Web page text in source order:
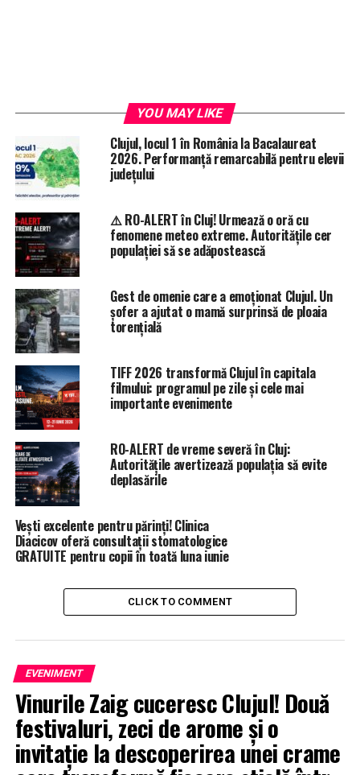
YOU MAY LIKE
Clujul, locul 1 în România la Bacalaureat
2026. Performanță remarcabilă pentru elevii
județului
⚠️ RO-ALERT în Cluj! Urmează o oră cu
fenomene meteo extreme. Autoritățile cer
populației să se adăpostească
Gest de omenie care a emoționat Clujul. Un
șofer a ajutat o mamă surprinsă de ploaia
torențială
TIFF 2026 transformă Clujul în capitala
filmului: programul pe zile și cele mai
importante evenimente
RO-ALERT de vreme severă în Cluj:
Autoritățile avertizează populația să evite
deplasările
Vești excelente pentru părinți! Clinica
Diacicov oferă consultații stomatologice
GRATUITE pentru copii în toată luna iunie
CLICK TO COMMENT
EVENIMENT
Vinurile Zaig cuceresc Clujul! Două
festivaluri, zeci de arome și o
invitație la descoperirea unei crame